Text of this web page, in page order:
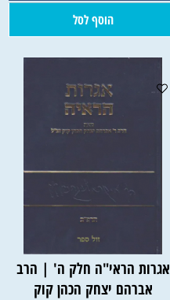
הוסף לסל
אגרות הראי"ה חלק ה' | הרב
אברהם יצחק הכהן קוק